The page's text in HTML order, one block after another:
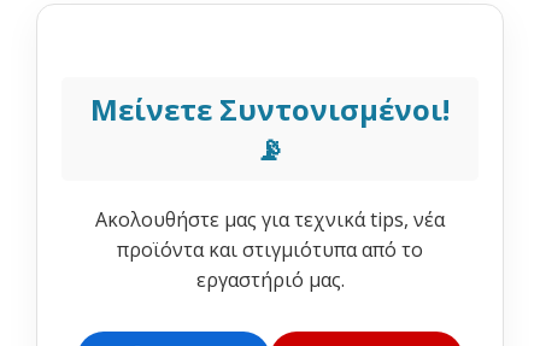
Μείνετε Συντονισμένοι!
📡
Ακολουθήστε μας για τεχνικά tips, νέα
προϊόντα και στιγμιότυπα από το
εργαστήριό μας.